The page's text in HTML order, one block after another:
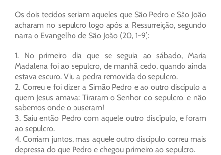
Os dois tecidos seriam aqueles que São Pedro e São João
acharam no sepulcro logo após a Ressurreição, segundo
narra o Evangelho de São João (20, 1-9):
1. No primeiro dia que se seguia ao sábado, Maria
Madalena foi ao sepulcro, de manhã cedo, quando ainda
estava escuro. Viu a pedra removida do sepulcro.
2. Correu e foi dizer a Simão Pedro e ao outro discípulo a
quem Jesus amava: Tiraram o Senhor do sepulcro, e não
sabemos onde o puseram!
3. Saiu então Pedro com aquele outro discípulo, e foram
ao sepulcro.
4. Corriam juntos, mas aquele outro discípulo correu mais
depressa do que Pedro e chegou primeiro ao sepulcro.